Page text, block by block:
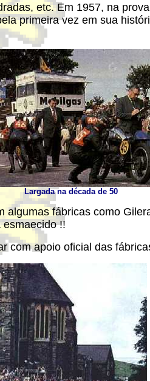
etc. Em 1957, na
primeira vez em sua
Largada na década de 50
fábricas como
esmaecido !!
com apoio oficial das